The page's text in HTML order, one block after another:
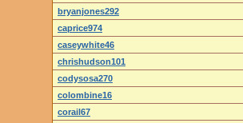
bryanjones292
caprice974
caseywhite46
chrishudson101
codysosa270
colombine16
corail67